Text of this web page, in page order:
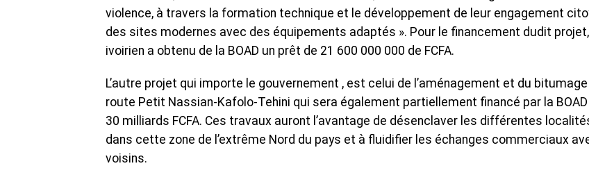
violence, à travers la formation technique et le développement de leur engagement
des sites modernes avec des équipements adaptés ». Pour le financement dudit projet,
ivoirien a obtenu de la BOAD un prêt de 21 600 000 000 de FCFA.
L’autre projet qui importe le gouvernement , est celui de l’aménagement et du
route Petit Nassian-Kafolo-Tehini qui sera également partiellement financé par la
30 milliards FCFA. Ces travaux auront l’avantage de désenclaver les différentes
dans cette zone de l’extrême Nord du pays et à fluidifier les échanges commerciaux
voisins.